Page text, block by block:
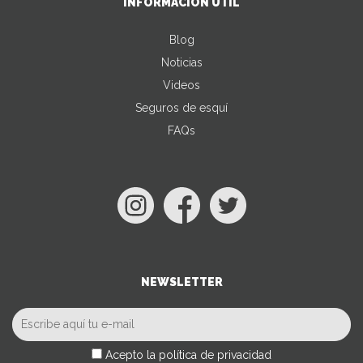
Blog
Noticias
Videos
Seguros de esquí
FAQs
NEWSLETTER
Acepto la política de privacidad